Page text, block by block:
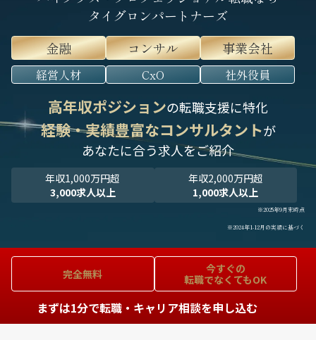
タイグロンパートナーズ
金融
コンサル 事業会社
経営人材 CxO 社外役員
高年収ポジションの転職支援に特化
経験・実績豊富なコンサルタントが
あなたに合う求人をご紹介
年収1,000万円超
3,000求人以上
年収2,000万円超
1,000求人以上
※2025年9月末時点
※2024年1-12月の実績に基づく
完全無料
今すぐの
転職でなくてもOK
まずは1分で転職・キャリア相談を申し込む